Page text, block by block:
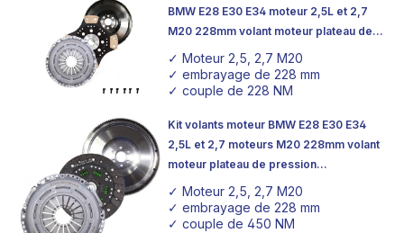
BMW E28 E30 E34 moteur 2,5L et 2,7
M20 228mm volant moteur plateau de
pression d'embrayage
✓ Moteur 2,5, 2,7 M20
✓ embrayage de 228 mm
✓ couple de 228 NM
Kit volants moteur BMW E28 E30 E34
2,5L et 2,7 moteurs M20 228mm volant
moteur plateau de pression
d'embrayage organique
✓ Moteur 2,5, 2,7 M20
✓ embrayage de 228 mm
✓ couple de 450 NM